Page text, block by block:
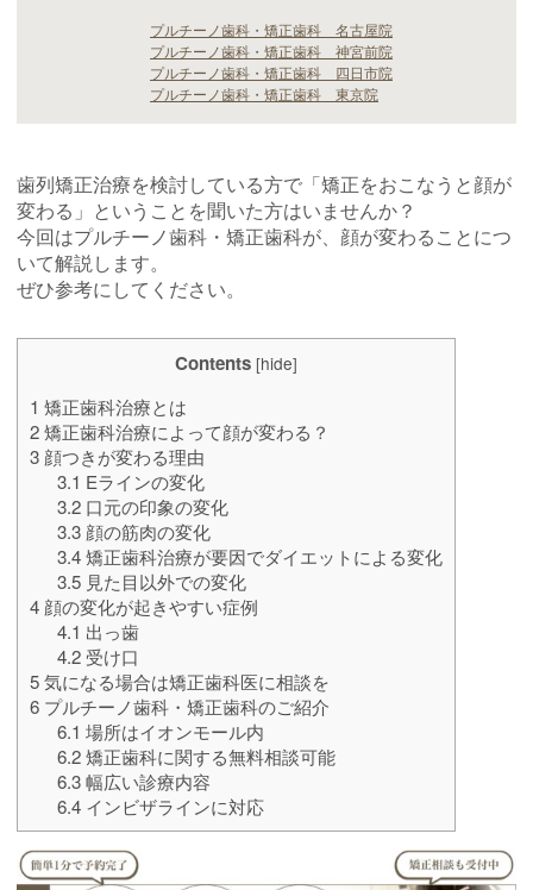
プルチーノ歯科・矯正歯科 名古屋院
プルチーノ歯科・矯正歯科 神宮前院
プルチーノ歯科・矯正歯科 四日市院
プルチーノ歯科・矯正歯科 東京院
歯列矯正治療を検討している方で「矯正をおこなうと顔が
変わる」ということを聞いた方はいませんか？
今回はプルチーノ歯科・矯正歯科が、顔が変わることにつ
いて解説します。
ぜひ参考にしてください。
Contents [hide]
1 矯正歯科治療とは
2矯正歯科治療によって顔が変わる？
3 顔つきが変わる理由
3.1 Eラインの変化
3.2口元の印象の変化
3.3顔の筋肉の変化
3.4矯正歯科治療が要因でダイエットによる変化
3.5見た目以外での変化
4 顔の変化が起きやすい症例
4.1 出っ歯
4.2受け口
5気になる場合は矯正歯科医に相談を
6 プルチーノ歯科・矯正歯科のご紹介
6.1 場所はイオンモール内
6.2矯正歯科に関する無料相談可能
6.3幅広い診療内容
6.4インビザラインに対応